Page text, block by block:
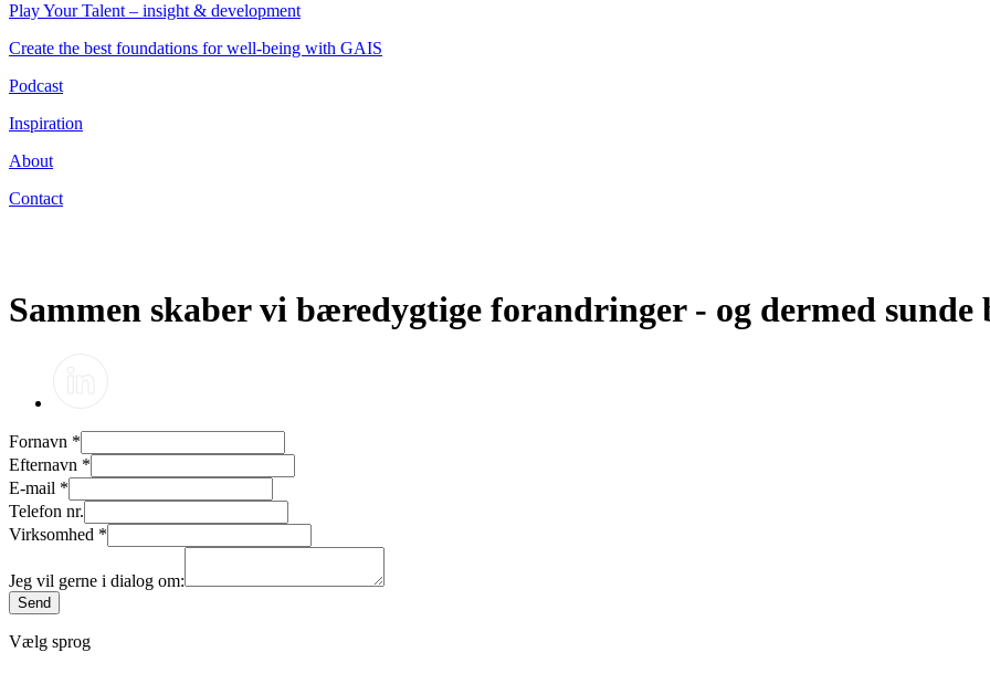
Play Your Talent – insight & development
Create the best foundations for well-being with GAIS
Podcast
Inspiration
About
Contact
Sammen skaber vi bæredygtige forandringer - og dermed
Fornavn *
Efternavn *
E-mail *
Telefon nr.
Virksomhed *
Jeg vil gerne i dialog om:
Send
Vælg sprog